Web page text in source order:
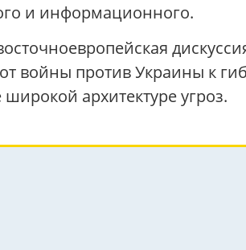
и информационного.
войны против Украины к
архитектуре угроз.